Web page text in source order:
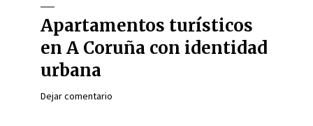
Apartamentos turísticos
en A Coruña con identidad
urbana
Dejar comentario